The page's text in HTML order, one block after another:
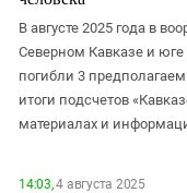
В августе 2025 года в
Северном Кавказе и
погибли 3
итоги подсчетов
материалах и
14:03,4 августа 2025